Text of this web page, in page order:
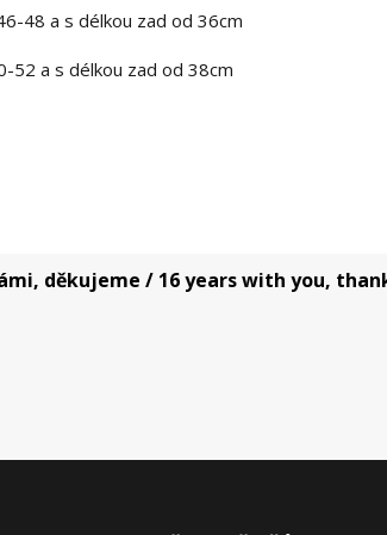
48 a s délkou zad od 36cm
52 a s délkou zad od 38cm
děkujeme / 16 years with you,